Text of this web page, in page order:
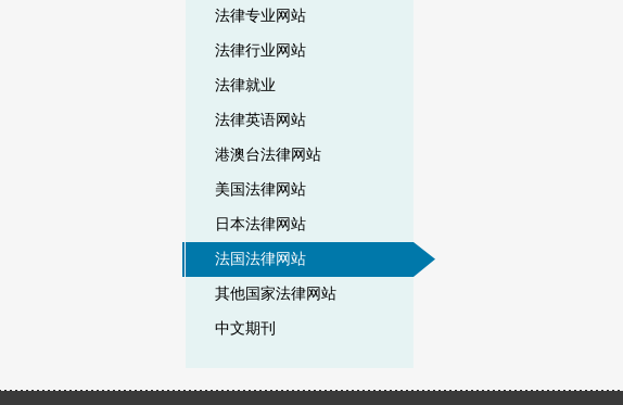
法律专业网站
法律行业网站
法律就业
法律英语网站
港澳台法律网站
美国法律网站
日本法律网站
法国法律网站
其他国家法律网站
中文期刊